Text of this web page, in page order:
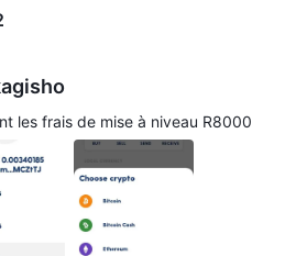
les frais de mise à niveau R8000